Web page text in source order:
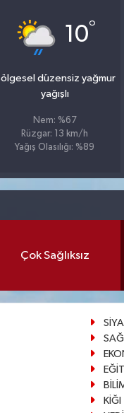
10°
düzensiz yağmur
yağışlı
Nem: %67
Rüzgar: 13 km/h
Yağış Olasılığı: %89
Çok Sağlıksız
KİĞI